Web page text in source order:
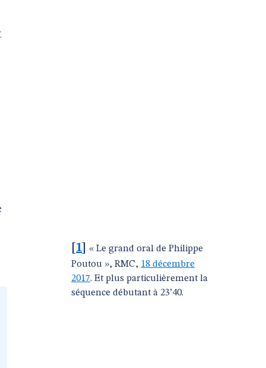
1
« Le grand oral de Philippe
Poutou », RMC, 18 décembre
2017. Et plus particulièrement la
séquence débutant à 23’40.